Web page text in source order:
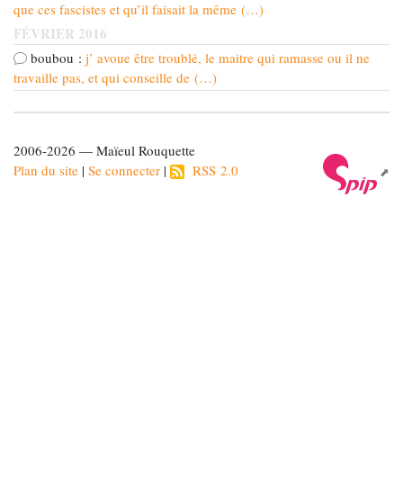
que ces fascistes et qu’il faisait la même (…)
FÉVRIER 2016
boubou : j’ avoue être troublé, le maitre qui ramasse ou il ne
travaille pas, et qui conseille de (…)
2006-2026 — Maïeul Rouquette
Plan du site | Se connecter | RSS 2.0